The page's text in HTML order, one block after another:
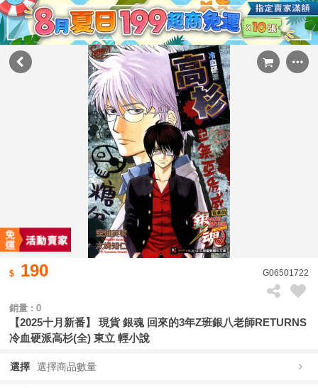
190 G06501722
銷量 : 0
【2025十月新番】 現貨 銀魂 回來的3年Z班銀八老師RETURNS
冷血硬派高杉(全) 東立 輕小說
選擇 選擇商品數量